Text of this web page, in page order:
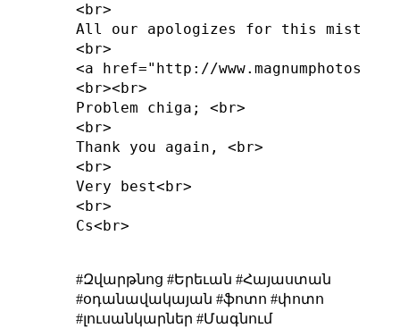
<br>
All our apologizes for this
<br>
<a href="http://
<br><br>
Problem chiga; <br>
<br>
Thank you again, <br>
<br>
Very best<br>
<br>
Cs<br>
#Զվարթնոց #Երեւան #Հայաստան
#օդանավակայան #ֆոտո #փոտո
#լուսանկարներ #Մագնում